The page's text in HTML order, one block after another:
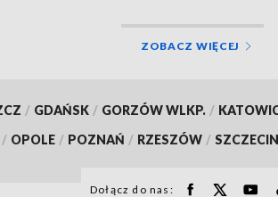
ZOBACZ WIĘCEJ
/ GDAŃSK / GORZÓW WLKP. /
/ OPOLE / POZNAŃ / RZESZÓW / SZCZECIN
Dołącz do nas: